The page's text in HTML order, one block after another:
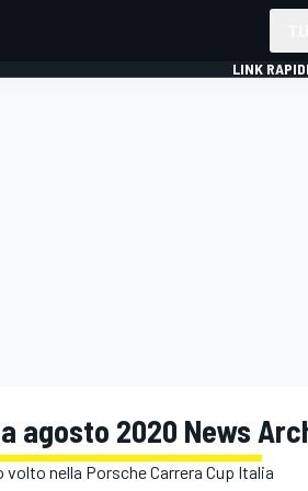
LINK
agosto 2020 News
volto nella Porsche Carrera Cup Italia